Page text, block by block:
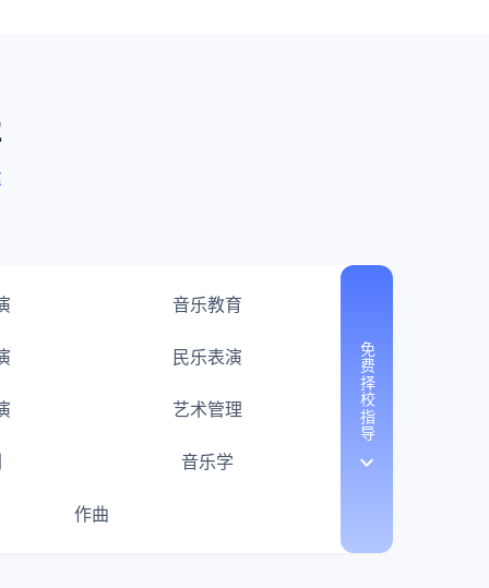
音乐教育
民乐表演
艺术管理
音乐学
作曲
免费择校指导
keyboard_arrow_down